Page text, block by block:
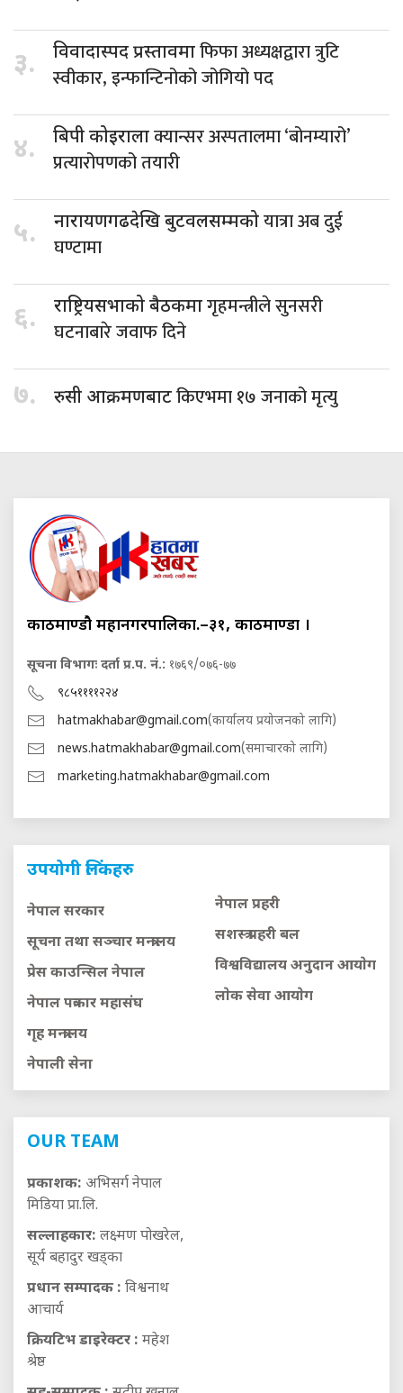
३. विवादास्पद प्रस्तावमाफिफा अध्यक्षद्वारा त्रुटि
स्वीकार, इन्फान्टिनोको जोगियो पद
४. बिपी कोइरालाक्यान्सर अस्पतालमा ‘बोनम्यारो’
प्रत्यारोपणको तयारी
५. नारायणगढदेखि बुटवलसम्मकोयात्रा अब दुई
घण्टामा
६. राष्ट्रियसभाको बैठकमागृहमन्त्रीले सुनसरी
घटनाबारे जवाफ दिने
७. रुसी आक्रमणबाटकिएभमा १७ जनाको मृत्यु
काठमाण्डौ महानगरपालिका.–३१, काठमाण्डौं ।
सूचना विभागः दर्ता प्र.प. नं.: १७६९/०७६-७७
९८५११११२२४
hatmakhabar@gmail.com(कार्यालय प्रयोजनको लागि)
news.hatmakhabar@gmail.com(समाचारको लागि)
marketing.hatmakhabar@gmail.com
उपयोगी लिंकहरु
नेपाल सरकार
सूचना तथा सञ्चार मन्त्रालय
प्रेस काउन्सिल नेपाल
नेपाल पत्रकार महासंघ
गृह मन्त्रालय
नेपाली सेना
नेपाल प्रहरी
सशस्त्र प्रहरी बल
विश्वविद्यालय अनुदान आयाेग
लाेक सेवा आयाेग
OUR TEAM
प्रकाशक: अभिसर्ग नेपाल
मिडिया प्रा.लि.
सल्लाहकार: लक्ष्मण पोखरेल,
सूर्य बहादुर खड्का
प्रधान सम्पादक : विश्वनाथ
आचार्य
क्रियटिभ डाइरेक्टर : महेश
श्रेष्ठ